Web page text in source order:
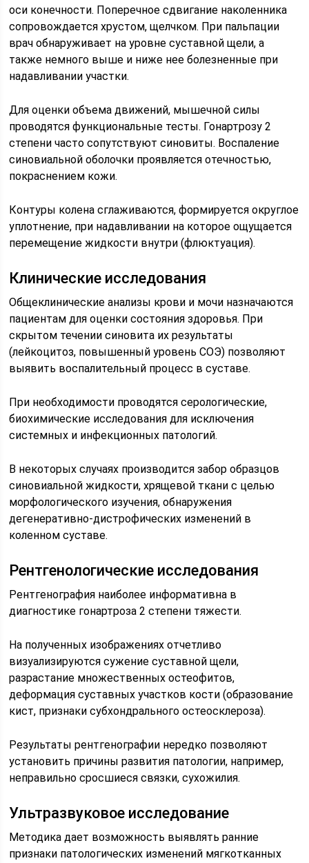
оси конечности. Поперечное сдвигание наколенника
сопровождается хрустом, щелчком. При пальпации
врач обнаруживает на уровне суставной щели, а
также немного выше и ниже нее болезненные при
надавливании участки.
Для оценки объема движений, мышечной силы
проводятся функциональные тесты. Гонартрозу 2
степени часто сопутствуют синовиты. Воспаление
синовиальной оболочки проявляется отечностью,
покраснением кожи.
Контуры колена сглаживаются, формируется округлое
уплотнение, при надавливании на которое ощущается
перемещение жидкости внутри (флюктуация).
Клинические исследования
Общеклинические анализы крови и мочи назначаются
пациентам для оценки состояния здоровья. При
скрытом течении синовита их результаты
(лейкоцитоз, повышенный уровень СОЭ) позволяют
выявить воспалительный процесс в суставе.
При необходимости проводятся серологические,
биохимические исследования для исключения
системных и инфекционных патологий.
В некоторых случаях производится забор образцов
синовиальной жидкости, хрящевой ткани с целью
морфологического изучения, обнаружения
дегенеративно-дистрофических изменений в
коленном суставе.
Рентгенологические исследования
Рентгенография наиболее информативна в
диагностике гонартроза 2 степени тяжести.
На полученных изображениях отчетливо
визуализируются сужение суставной щели,
разрастание множественных остеофитов,
деформация суставных участков кости (образование
кист, признаки субхондрального остеосклероза).
Результаты рентгенографии нередко позволяют
установить причины развития патологии, например,
неправильно сросшиеся связки, сухожилия.
Ультразвуковое исследование
Методика дает возможность выявлять ранние
признаки патологических изменений мягкотканных